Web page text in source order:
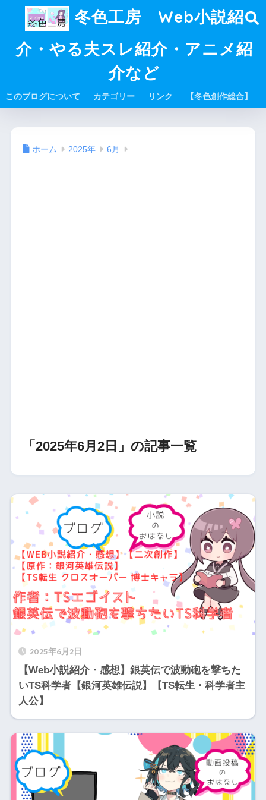
冬色工房 Web小説紹
介・やる夫スレ紹介・アニメ紹
介など
このブログについて カテゴリー リンク 【冬色創作総合】
ホーム 2025年 6月
「2025年6月2日」の記事一覧
2025年6月2日
【Web小説紹介・感想】銀英伝で波動砲を撃ちた
いTS科学者【銀河英雄伝説】【TS転生・科学者主
人公】